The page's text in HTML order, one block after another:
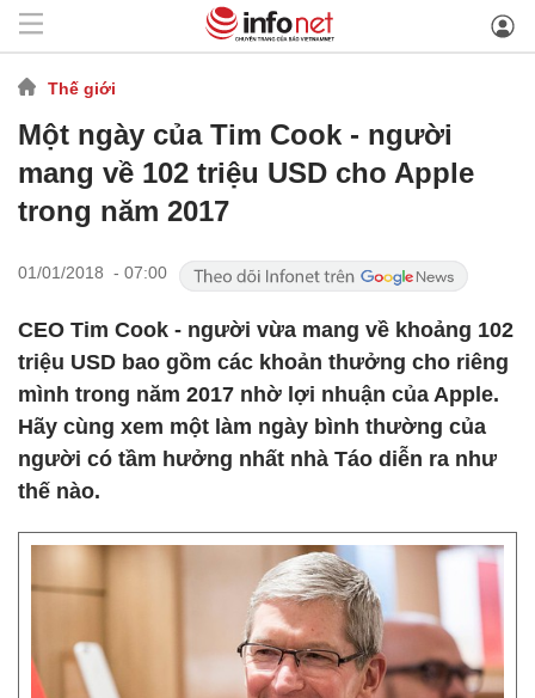
Thế giới
Một ngày của Tim Cook - người
mang về 102 triệu USD cho Apple
trong năm 2017
01/01/2018 - 07:00
CEO Tim Cook - người vừa mang về khoảng 102
triệu USD bao gồm các khoản thưởng cho riêng
mình trong năm 2017 nhờ lợi nhuận của Apple.
Hãy cùng xem một làm ngày bình thường của
người có tầm hưởng nhất nhà Táo diễn ra như
thế nào.